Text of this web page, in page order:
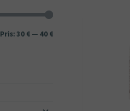
Min
Max
Pris: 30 €— 40 €